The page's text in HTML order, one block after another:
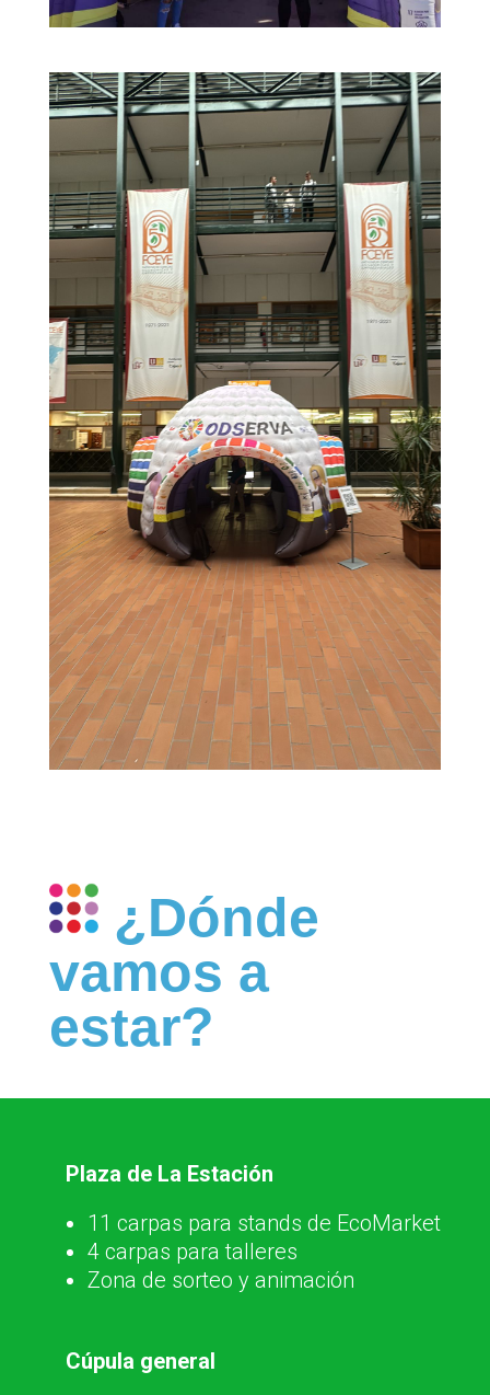
¿Dónde
vamos a
estar?
Plaza de La Estación
11 carpas para stands de EcoMarket
4 carpas para talleres
Zona de sorteo y animación
Cúpula general